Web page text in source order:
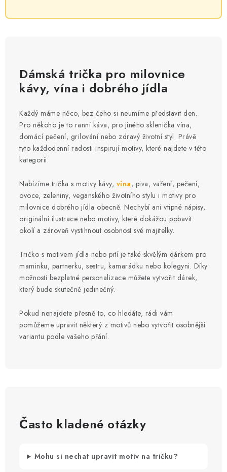
Dámská trička pro milovnice
kávy, vína i dobrého jídla
Každý máme něco, bez čeho si neumíme představit den.
Pro někoho je to ranní káva, pro jiného sklenička vína,
domácí pečení, grilování nebo zdravý životní styl. Právě
tyto každodenní radosti inspirují motivy, které najdete v této
kategorii.
Nabízíme trička s motivy kávy, vína, piva, vaření, pečení,
ovoce, zeleniny, veganského životního stylu i motivy pro
milovnice dobrého jídla obecně. Nechybí ani vtipné nápisy,
originální ilustrace nebo motivy, které dokážou pobavit
okolí a zároveň vystihnout osobnost své majitelky.
Tričko s motivem jídla nebo pití je také skvělým dárkem pro
maminku, partnerku, sestru, kamarádku nebo kolegyni. Díky
možnosti bezplatné personalizace můžete vytvořit dárek,
který bude skutečně jedinečný.
Pokud nenajdete přesně to, co hledáte, rádi vám
pomůžeme upravit některý z motivů nebo vytvořit osobnější
variantu podle vašeho přání.
Často kladené otázky
Mohu si nechat upravit motiv na tričku?